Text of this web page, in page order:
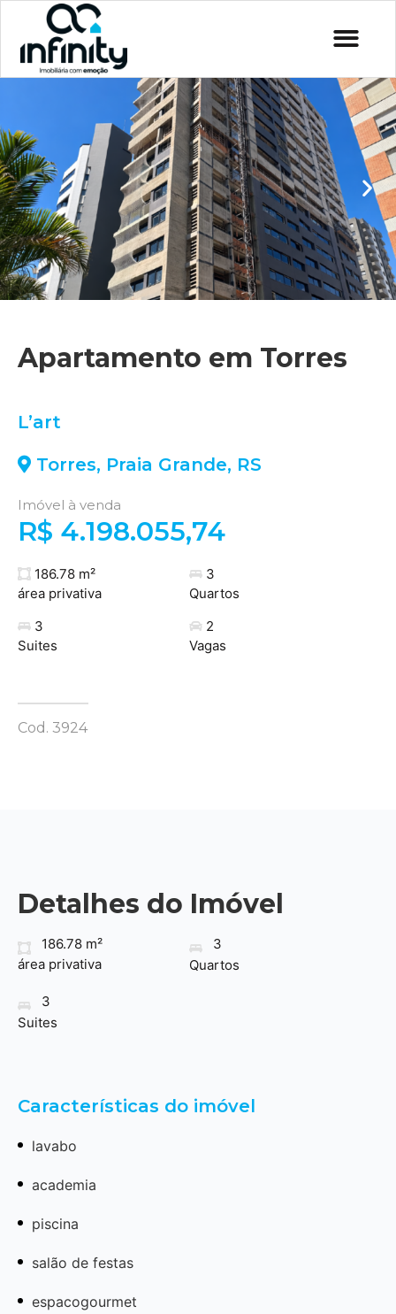
Apartamento em Torres
L’art
Torres, Praia Grande, RS
Imóvel à venda
R$ 4.198.055,74
186.78 m²
área privativa
3
Quartos
3
Suites
2
Vagas
Cod. 3924
Detalhes do Imóvel
186.78 m²
área privativa
3
Quartos
3
Suites
Características do imóvel
lavabo
academia
piscina
salão de festas
espacogourmet